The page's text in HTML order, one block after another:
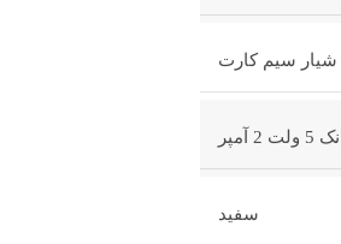
سفید